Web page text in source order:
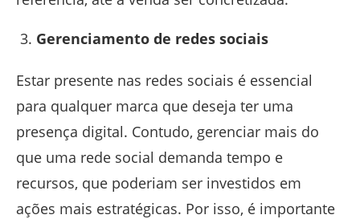
Gerenciamento de redes sociais
Estar presente nas redes sociais é essencial
para qualquer marca que deseja ter uma
presença digital. Contudo, gerenciar mais do
que uma rede social demanda tempo e
recursos, que poderiam ser investidos em
ações mais estratégicas. Por isso, é importante